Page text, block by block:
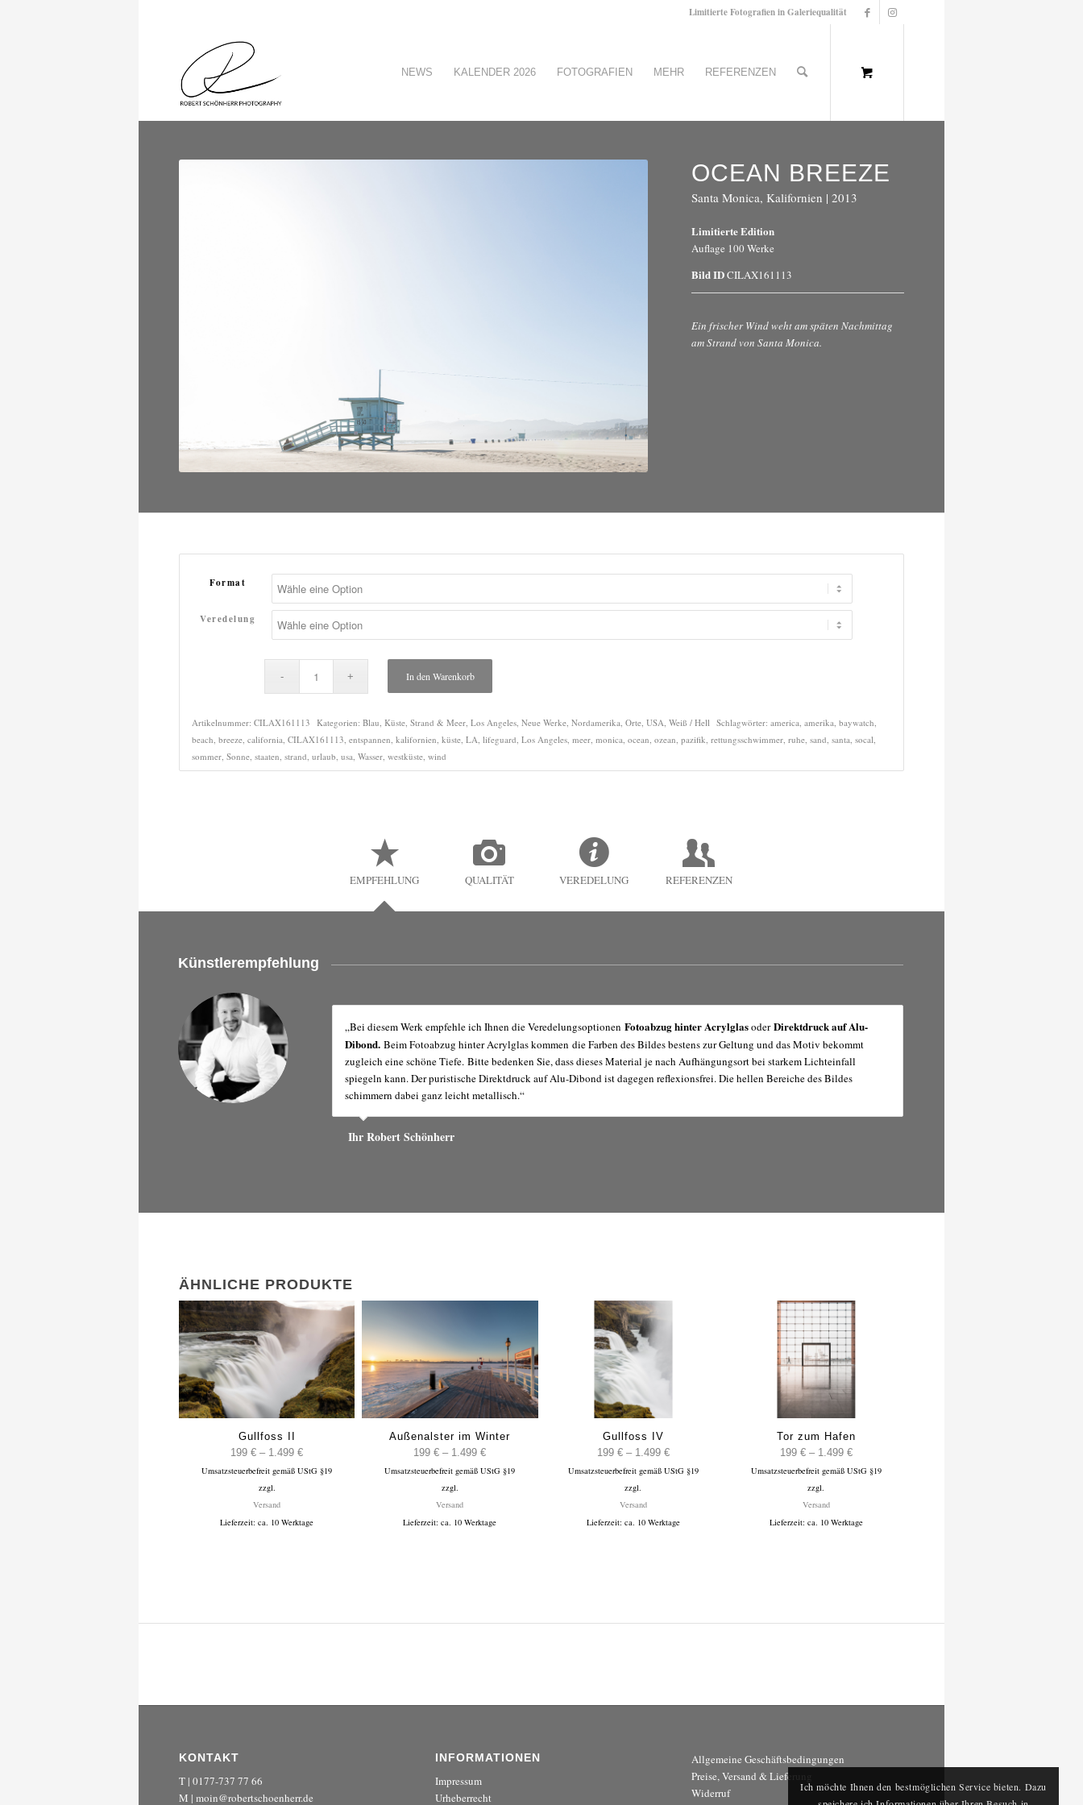
Limitierte Fotografien in Galeriequalität
NEWS KALENDER 2026 FOTOGRAFIEN MEHR REFERENZEN
OCEAN BREEZE
Santa Monica, Kalifornien | 2013
Limitierte Edition
Auflage 100 Werke
Bild IDCILAX161113
Ein frischer Wind weht am späten Nachmittag
am Strand von Santa Monica.
Format
Veredelung
In den Warenkorb
Artikelnummer: CILAX161113 Kategorien: Blau, Küste, Strand & Meer, Los Angeles, Neue Werke, Nordamerika, Orte, USA, Weiß / Hell Schlagwörter: america, amerika, baywatch,
beach, breeze, california, CILAX161113, entspannen, kalifornien, küste, LA, lifeguard, Los Angeles, meer, monica, ocean, ozean, pazifik, rettungsschwimmer, ruhe, sand, santa, socal,
sommer, Sonne, staaten, strand, urlaub, usa, Wasser, westküste, wind
EMPFEHLUNG QUALITÄT VEREDELUNG REFERENZEN
Künstlerempfehlung
„Bei diesem Werk empfehle ich Ihnen die Veredelungsoptionen Fotoabzug hinter AcrylglasoderDirektdruck auf Alu-
Dibond. Beim Fotoabzug hinter Acrylglas kommen die Farben des Bildes bestens zur Geltung und das Motiv bekommt
zugleich eine schöne Tiefe. Bitte bedenken Sie, dass dieses Material je nach Aufhängungsort bei starkem Lichteinfall
spiegeln kann. Der puristische Direktdruck auf Alu-Dibond ist dagegen reflexionsfrei. Die hellen Bereiche des Bildes
schimmern dabei ganz leicht metallisch.“
Ihr Robert Schönherr
ÄHNLICHE PRODUKTE
Gullfoss II
199€ – 1.499€Preisspanne:
199 €
Umsatzsteuerbefreit gemäß UStG §19
zzgl.
Versand
Lieferzeit: ca. 10 Werktage
Außenalster im Winter
199€ – 1.499€Preisspanne:
199 €
Umsatzsteuerbefreit gemäß UStG §19
zzgl.
Versand
Lieferzeit: ca. 10 Werktage
Gullfoss IV
199 € – 1.499 €Preisspanne:
199 €
Umsatzsteuerbefreit gemäß UStG §19
zzgl.
Versand
Lieferzeit: ca. 10 Werktage
Tor zum Hafen
199 € – 1.499 €Preisspanne:
199 €
Umsatzsteuerbefreit gemäß UStG §19
zzgl.
Versand
Lieferzeit: ca. 10 Werktage
KONTAKT
T | 0177-737 77 66
M | moin@robertschoenherr.de
INFORMATIONEN
Impressum
Urheberrecht
Allgemeine Geschäftsbedingungen
Preise, Versand & Lieferung
Widerruf
Ich möchte Ihnen den bestmöglichen Service bieten. Dazu